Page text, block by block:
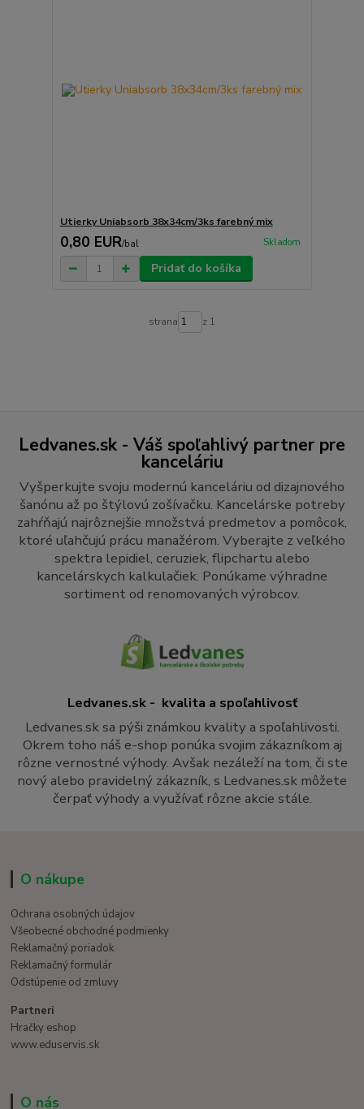
Utierky Uniabsorb 38x34cm/3ks farebný mix
0,80 EUR/bal Skladom
Pridať do košíka
strana z 1
Ledvanes.sk - Váš spoľahlivý partner pre
kanceláriu
Vyšperkujte svoju modernú kanceláriu od dizajnového
šanónu až po štýlovú zošívačku. Kancelárske potreby
zahŕňajú najrôznejšie množstvá predmetov a pomôcok,
ktoré uľahčujú prácu manažérom. Vyberajte z veľkého
spektra lepidiel, ceruziek, flipchartu alebo
kancelárskych kalkulačiek. Ponúkame výhradne
sortiment od renomovaných výrobcov.
Ledvanes.sk - kvalita a spoľahlivosť
Ledvanes.sk sa pýši známkou kvality a spoľahlivosti.
Okrem toho náš e-shop ponúka svojim zákazníkom aj
rôzne vernostné výhody. Avšak nezáleží na tom, či ste
nový alebo pravidelný zákazník, s Ledvanes.sk môžete
čerpať výhody a využívať rôzne akcie stále.
O nákupe
Ochrana osobných údajov
Všeobecné obchodné podmienky
Reklamačný poriadok
Reklamačný formulár
Odstúpenie od zmluvy
Partneri
Hračky eshop
www.eduservis.sk
O nás